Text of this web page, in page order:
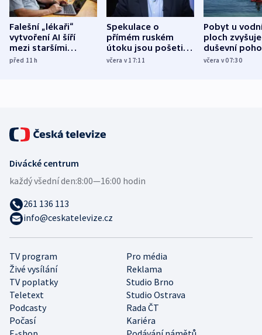
Falešní „lékaři“
vytvoření AI šíří
mezi staršími
Poláky nebezpečné
před 11h
Spekulace o
přímém ruském
útoku jsou pošetilé,
míní estonský
včera v 17:11
Pobyt u
ploch zvyšuje
duševní
ukázala
včera v 07:30
TV program
Pro média
Živé vysílání
Reklama
TV poplatky
Studio Brno
Teletext
Studio Ostrava
Podcasty
Rada ČT
Počasí
Kariéra
Divácké centrum
každý všední den:8:00—16:00 hodin
261 136 113
info@ceskatelevize.cz